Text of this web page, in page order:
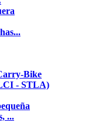
Bike
- STLA)
...